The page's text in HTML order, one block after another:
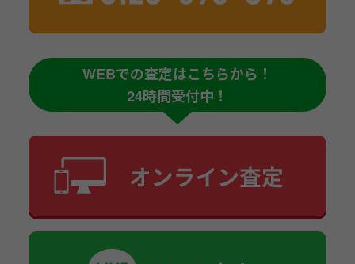
WEBでの査定はこちらから！
24時間受付中！